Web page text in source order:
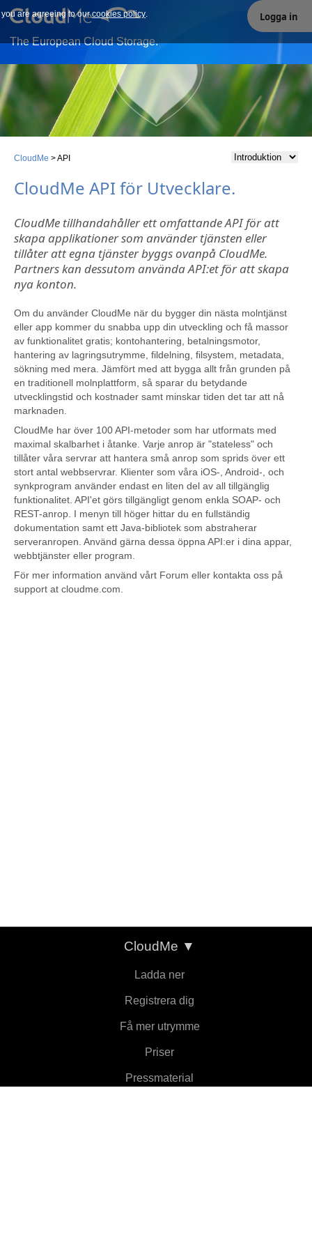
Our site uses cookies. By continuing to use our site you are
agreeing to our cookies policy.
you are agreeing to ourcookies policy.
The European Cloud Storage.
Logga in
CloudMe >API
CloudMe API för Utvecklare.
CloudMe tillhandahåller ett omfattande API för att
skapa applikationer som använder tjänsten eller
tillåter att egna tjänster byggs ovanpå CloudMe.
Partners kan dessutom använda API:et för att skapa
nya konton.
Om du använder CloudMe när du bygger din nästa molntjänst
eller app kommer du snabba upp din utveckling och få massor
av funktionalitet gratis; kontohantering, betalningsmotor,
hantering av lagringsutrymme, fildelning, filsystem, metadata,
sökning med mera. Jämfört med att bygga allt från grunden på
en traditionell molnplattform, så sparar du betydande
utvecklingstid och kostnader samt minskar tiden det tar att nå
marknaden.
CloudMe har över 100 API-metoder som har utformats med
maximal skalbarhet i åtanke. Varje anrop är "stateless" och
tillåter våra servrar att hantera små anrop som sprids över ett
stort antal webbservrar. Klienter som våra iOS-, Android-, och
synkprogram använder endast en liten del av all tillgänglig
funktionalitet. API'et görs tillgängligt genom enkla SOAP- och
REST-anrop. I menyn till höger hittar du en fullständig
dokumentation samt ett Java-bibliotek som abstraherar
serveranropen. Använd gärna dessa öppna API:er i dina appar,
webbtjänster eller program.
För mer information använd vårt Forum eller kontakta oss på
support at cloudme.com.
CloudMe ▼
Ladda ner
Registrera dig
Få mer utrymme
Priser
Pressmaterial